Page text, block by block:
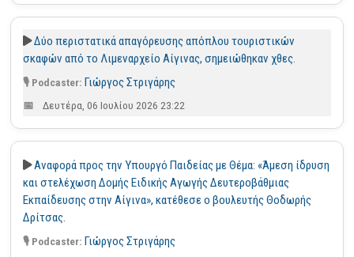
Δύο περιστατικά απαγόρευσης απόπλου τουριστικών
σκαφών από το Λιμεναρχείο Αίγινας, σημειώθηκαν χθες.
Γιώργος Στριγάρης
Δευτέρα, 06 Ιουλίου 2026 23:22
Αναφορά προς την Υπουργό Παιδείας με Θέμα: «Άμεση ίδρυση
και στελέχωση Δομής Ειδικής Αγωγής Δευτεροβάθμιας
Εκπαίδευσης στην Αίγινα», κατέθεσε ο βουλευτής Θοδωρής
Δρίτσας.
Γιώργος Στριγάρης